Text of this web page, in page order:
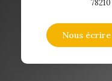
78210
Nous écrire